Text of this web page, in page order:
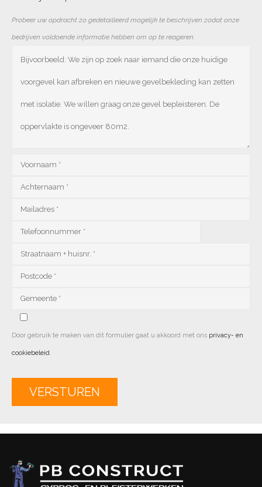
Probeer uw opdracht zo gedetailleerd mogelijk te beschrijven zodat onze
bedrijven voldoende informatie hebben om op te reageren.
Door gebruik te maken van dit formulier gaat u akkoord met ons privacy- en
cookiebeleid.